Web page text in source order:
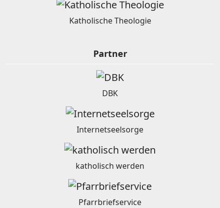
Katholische Theologie
Partner
DBK
Internetseelsorge
katholisch werden
Pfarrbriefservice